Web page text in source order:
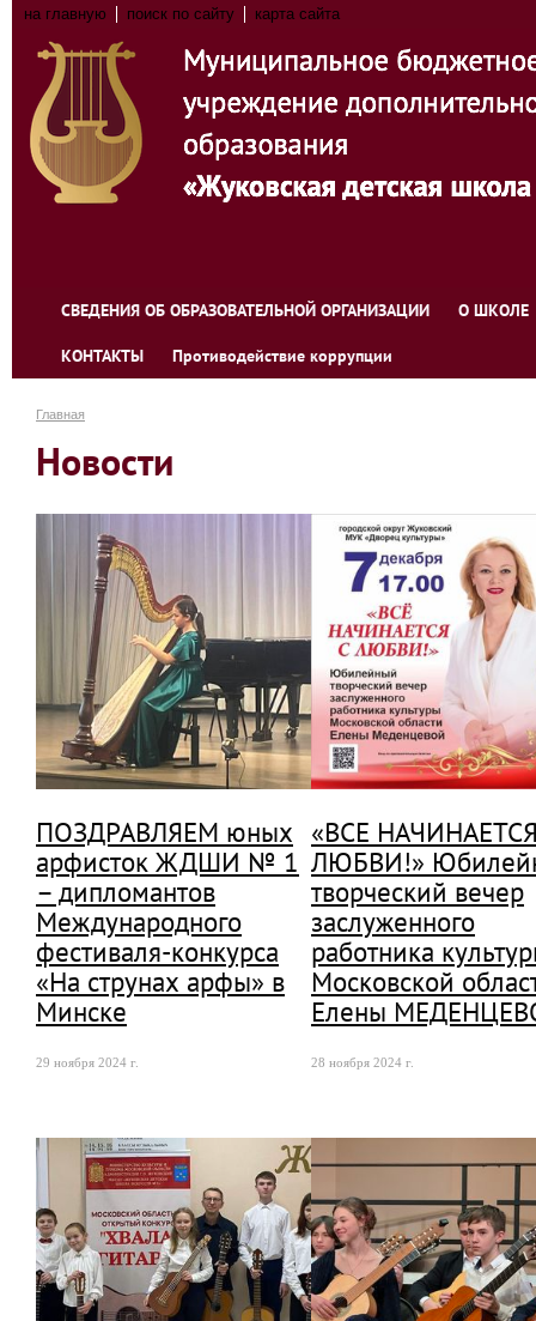
на главную поиск по сайту карта сайта
СВЕДЕНИЯ ОБ ОБРАЗОВАТЕЛЬНОЙ ОРГАНИЗАЦИИ О ШКОЛЕ
КОНТАКТЫ Противодействие коррупции
Главная
Новости
ПОЗДРАВЛЯЕМ юных
арфисток ЖДШИ № 1
– дипломантов
Международного
фестиваля-конкурса
«На струнах арфы» в
Минске
29 ноября 2024 г.
«ВСЕ
ЛЮБВИ!»
творческий вечер
заслуженного
работника
Московской
Елены
28 ноября 2024 г.